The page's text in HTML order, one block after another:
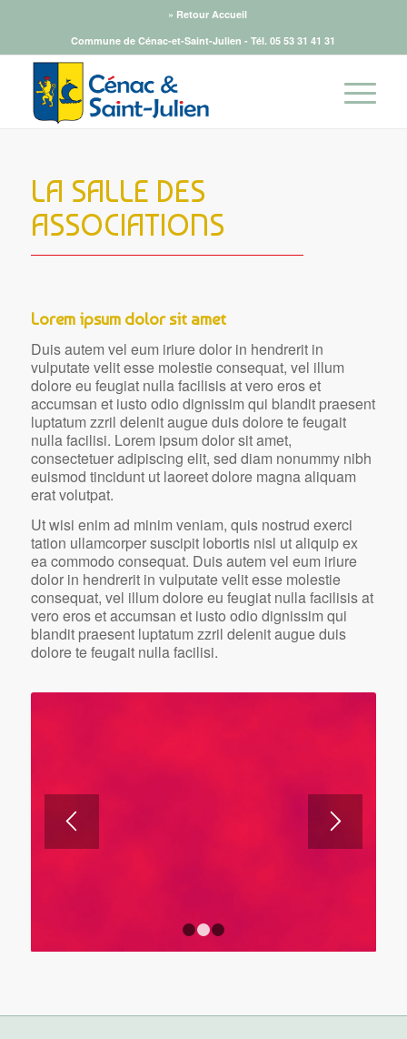
» Retour Accueil
Commune de Cénac-et-Saint-Julien - Tél.05 53 31 41 31
LA SALLE DES
ASSOCIATIONS
Lorem ipsum dolor sit amet
Duis autem vel eum iriure dolor in hendrerit in
vulputate velit esse molestie consequat, vel illum
dolore eu feugiat nulla facilisis at vero eros et
accumsan et iusto odio dignissim qui blandit praesent
luptatum zzril delenit augue duis dolore te feugait
nulla facilisi. Lorem ipsum dolor sit amet,
consectetuer adipiscing elit, sed diam nonummy nibh
euismod tincidunt ut laoreet dolore magna aliquam
erat volutpat.
Ut wisi enim ad minim veniam, quis nostrud exerci
tation ullamcorper suscipit lobortis nisl ut aliquip ex
ea commodo consequat. Duis autem vel eum iriure
dolor in hendrerit in vulputate velit esse molestie
consequat, vel illum dolore eu feugiat nulla facilisis at
vero eros et accumsan et iusto odio dignissim qui
blandit praesent luptatum zzril delenit augue duis
dolore te feugait nulla facilisi.